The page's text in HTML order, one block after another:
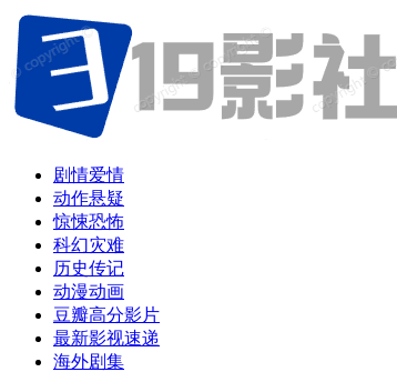
剧情爱情
动作悬疑
惊悚恐怖
科幻灾难
历史传记
动漫动画
豆瓣高分影片
最新影视速递
海外剧集